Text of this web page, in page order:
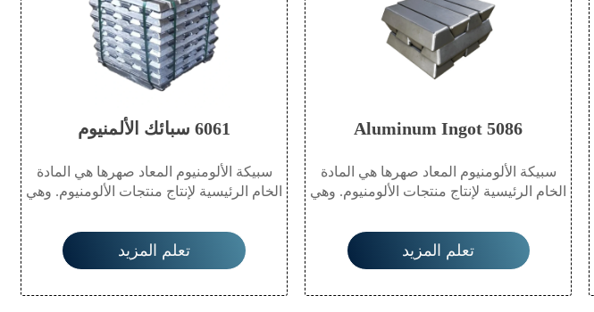
6061 سبائك الألمنيوم
سبيكة الألومنيوم المعاد صهرها هي المادة
الخام الرئيسية لإنتاج منتجات الألومنيوم. وهي
وكهربائي، وخفيفة الوزن، ومقاومة للتآكل،
وقابلة للطرق وإعادة التدوير، مما يتيح
استخدامها على نطاق واسع في العديد من
تعلم المزيد
5086 Aluminum Ingot
سبيكة الألومنيوم المعاد صهرها هي المادة
الخام الرئيسية لإنتاج منتجات الألومنيوم. وهي
وكهربائي، وخفيفة الوزن، ومقاومة للتآكل،
وقابلة للطرق وإعادة التدوير، مما يتيح
استخدامها على نطاق واسع في العديد من
تعلم المزيد